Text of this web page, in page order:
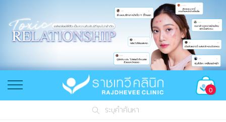
0
ระบุคำค้นหา